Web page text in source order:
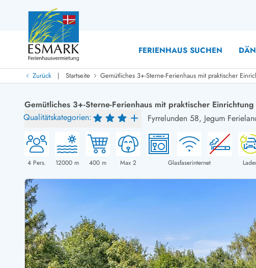
FERIENHAUS SUCHEN
Last Minute
Last Minute
Neu bei uns!
Neue Ferienhäuser bei ESMARKFerienhäuser mit PoolFerienhäuser mit
Neurenovierte Ferienhäuser
Ferienhäuser mit Endreinigung inklusive
Ferienhäuser dicht am Strand
Ferienhäuser neu gebaut
Ferienhäuser mit Sauna
Ferienhäuser Nicht-Raucher
Ferienhäuser mit Aussicht
Ferienhäuser mit Whirlpool
Ferienhäuser mit Freitagswechsel
Ferienhäuser mit Samstagswechsel
Ferienhäuser
Ferienhäuser
Ferienhäuser mit
Luxus
Ferienhäuser
Ferienhaus für
Ferienhaus für
Ferienhaus für
Zurück | Startseite Gemütliches 3+-Sterne-Ferienhaus mit praktischer
Gemütliches 3+-Sterne-Ferienhaus mit praktischer Einrichtung
Qualitätskategorien:
Fyrrelunden 58, Jegum
4Pers. 12000 m 400 m Max 2 Glasfaserinternet